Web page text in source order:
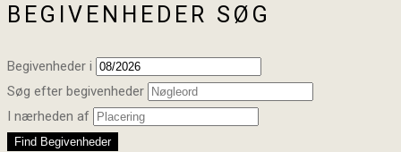
BEGIVENHEDER SØG
Begivenheder i
Søg efter begivenheder
I nærheden af